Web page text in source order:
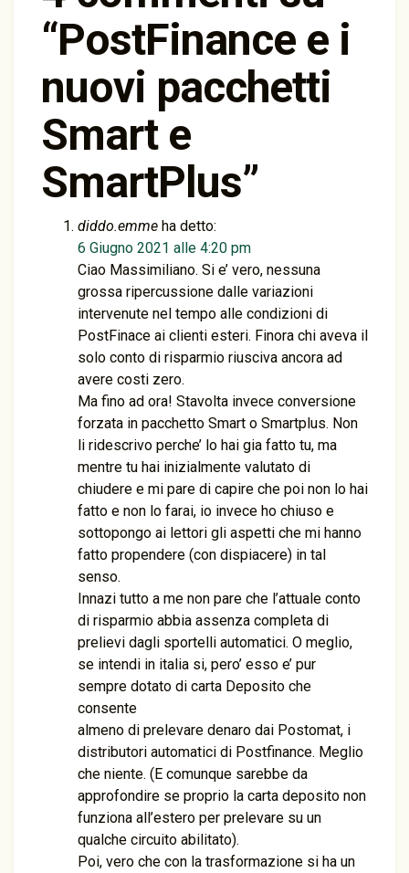
“PostFinance e i
nuovi pacchetti
Smart e
SmartPlus”
diddo.emme ha detto:
6 Giugno 2021 alle 4:20 pm
Ciao Massimiliano. Si e’ vero, nessuna
grossa ripercussione dalle variazioni
intervenute nel tempo alle condizioni di
PostFinace ai clienti esteri. Finora chi aveva il
solo conto di risparmio riusciva ancora ad
avere costi zero.
Ma fino ad ora! Stavolta invece conversione
forzata in pacchetto Smart o Smartplus. Non
li ridescrivo perche’ lo hai gia fatto tu, ma
mentre tu hai inizialmente valutato di
chiudere e mi pare di capire che poi non lo hai
fatto e non lo farai, io invece ho chiuso e
sottopongo ai lettori gli aspetti che mi hanno
fatto propendere (con dispiacere) in tal
senso.
Innazi tutto a me non pare che l’attuale conto
di risparmio abbia assenza completa di
prelievi dagli sportelli automatici. O meglio,
se intendi in italia si, pero’ esso e’ pur
sempre dotato di carta Deposito che
consente
almeno di prelevare denaro dai Postomat, i
distributori automatici di Postfinance. Meglio
che niente. (E comunque sarebbe da
approfondire se proprio la carta deposito non
funziona all’estero per prelevare su un
qualche circuito abilitato).
Poi, vero che con la trasformazione si ha un